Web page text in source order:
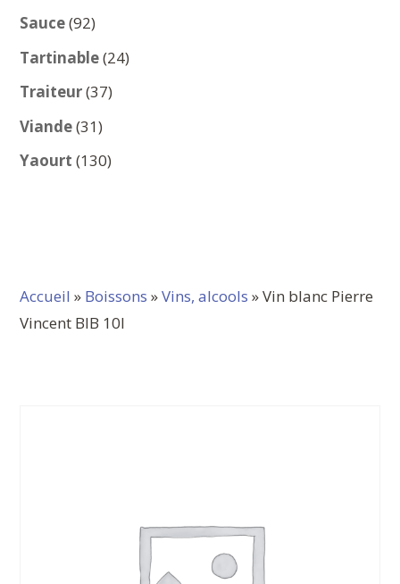
Sauce 9292
produits
Tartinable 2424
Traiteur 3737
Viande 3131
produits
Yaourt 130130
Accueil » Boissons »Vins, alcools » Vin blanc Pierre
Vincent BIB 10l